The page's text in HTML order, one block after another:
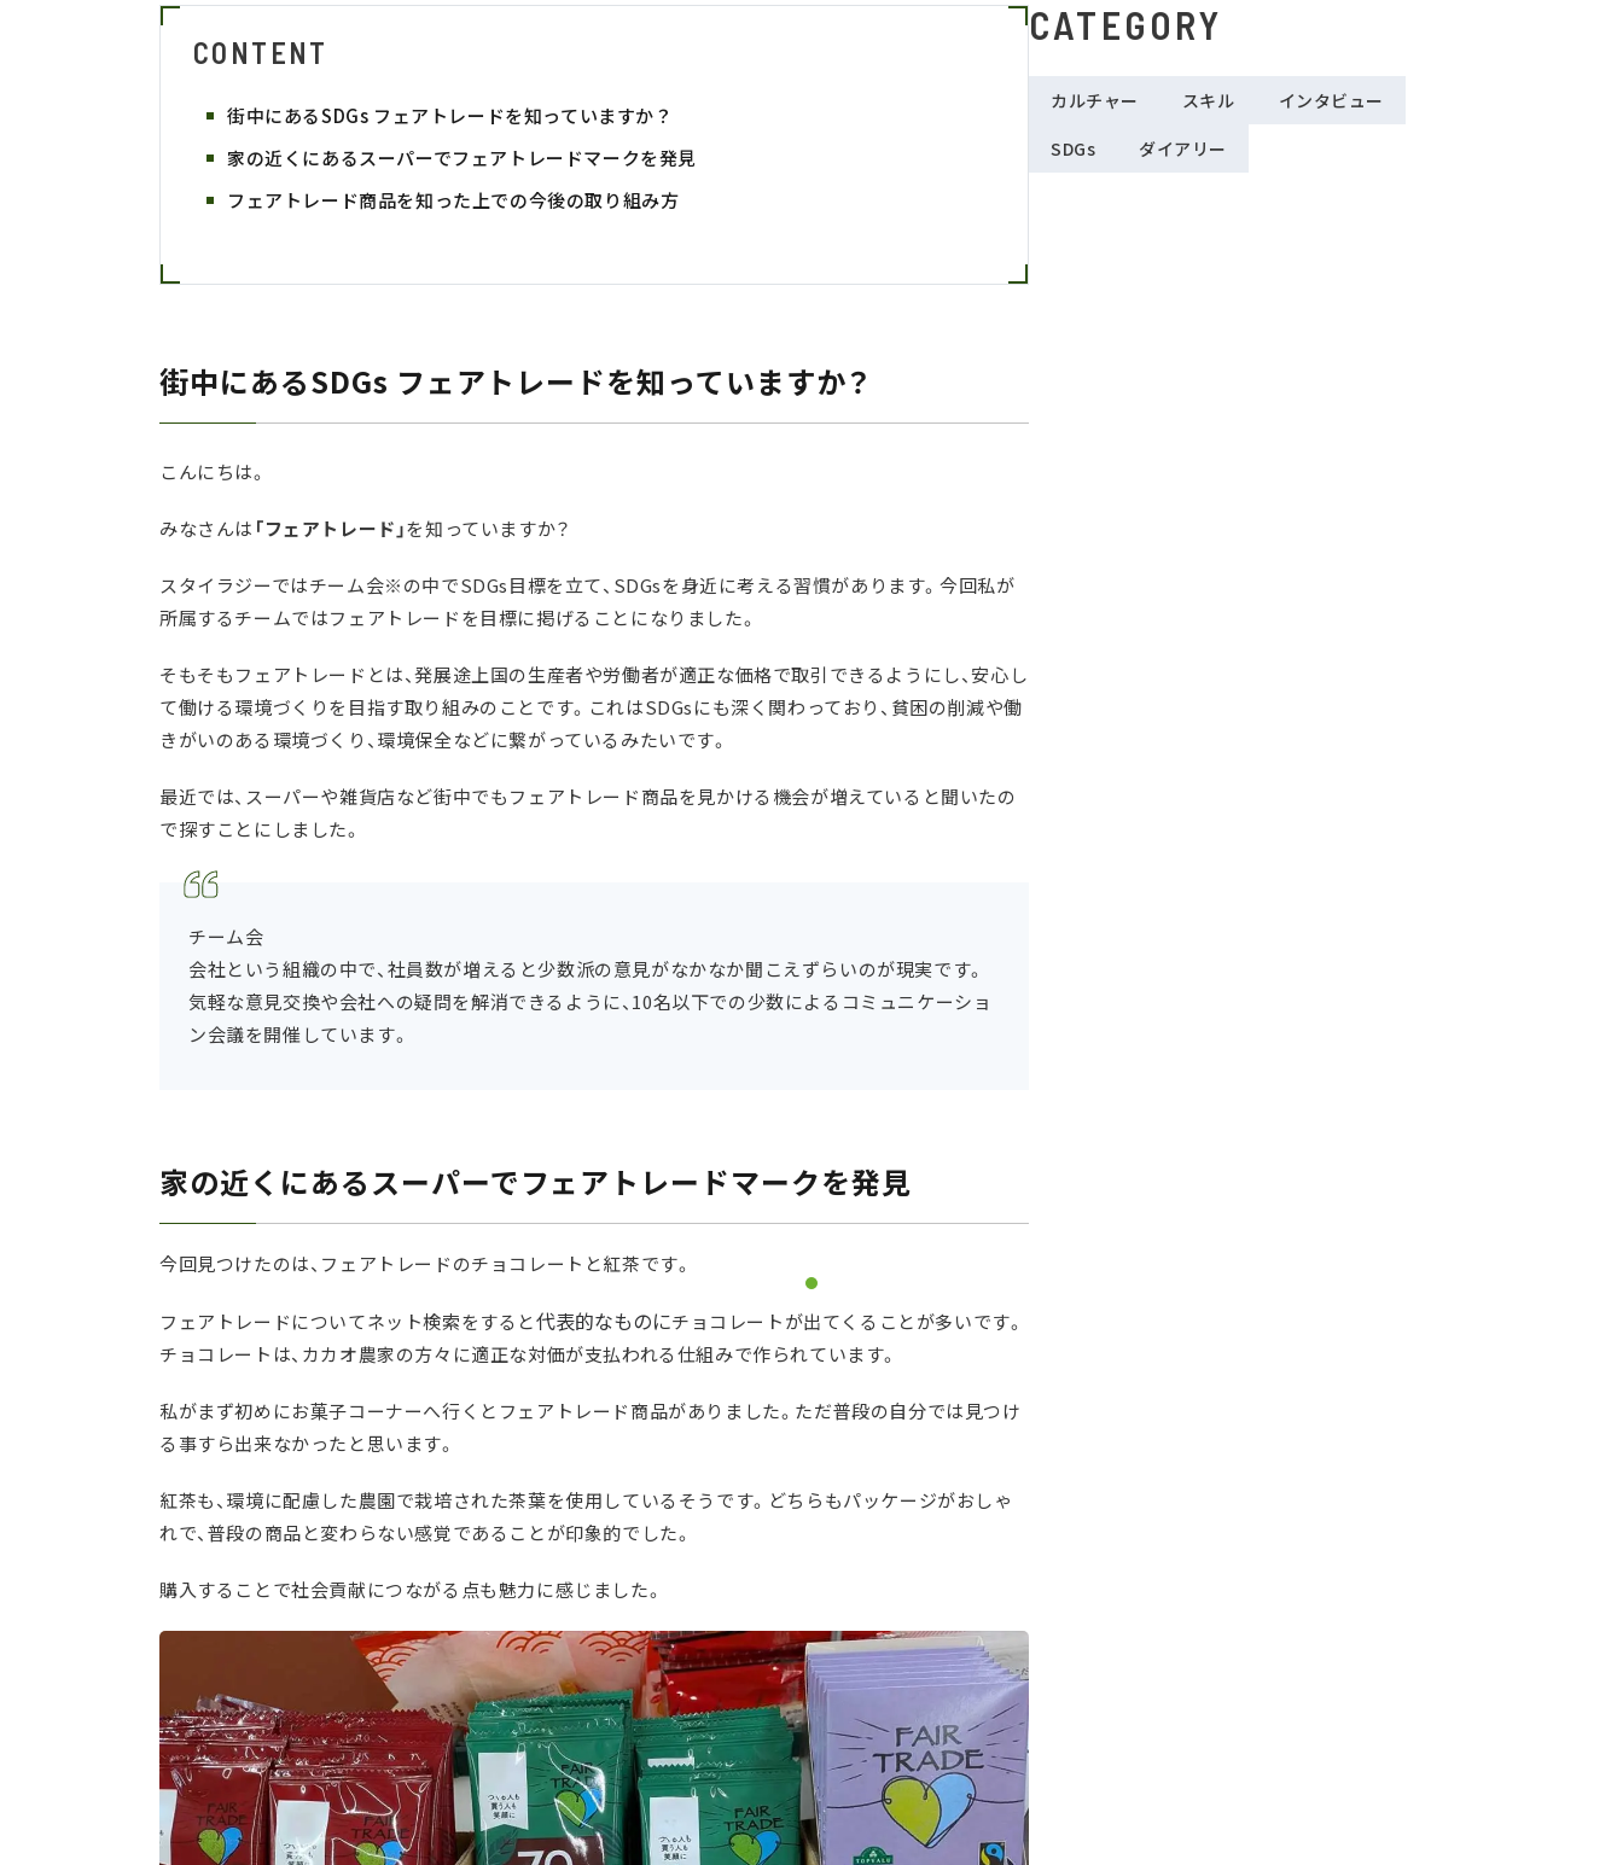
CONTENT
街中にあるSDGs フェアトレードを知っていますか？
家の近くにあるスーパーでフェアトレードマークを発見
フェアトレード商品を知った上での今後の取り組み方
街中にあるSDGs フェアトレードを知っていますか？
こんにちは。
みなさんは 「フェアトレード」を知っていますか？
スタイラジーではチーム会※の中でSDGs目標を立て、SDGsを身近に考える習慣があります。今回私が
所属するチームではフェアトレードを目標に掲げることになりました。
そもそもフェアトレードとは、発展途上国の生産者や労働者が適正な価格で取引できるようにし、安心し
て働ける環境づくりを目指す取り組みのことです。これはSDGsにも深く関わっており、貧困の削減や働
きがいのある環境づくり、環境保全などに繋がっているみたいです。
最近では、スーパーや雑貨店など街中でもフェアトレード商品を見かける機会が増えていると聞いたの
で探すことにしました。
チーム会
会社という組織の中で、社員数が増えると少数派の意見がなかなか聞こえずらいのが現実です。
気軽な意見交換や会社への疑問を解消できるように、10名以下での少数によるコミュニケーショ
ン会議を開催しています。
家の近くにあるスーパーでフェアトレードマークを発見
今回見つけたのは、フェアトレードのチョコレートと紅茶です。
フェアトレードについてネット検索をすると代表的なものにチョコレートが出てくることが多いです。
チョコレートは、カカオ農家の方々に適正な対価が支払われる仕組みで作られています。
私がまず初めにお菓子コーナーへ行くとフェアトレード商品がありました。ただ普段の自分では見つけ
る事すら出来なかったと思います。
紅茶も、環境に配慮した農園で栽培された茶葉を使用しているそうです。どちらもパッケージがおしゃ
れで、普段の商品と変わらない感覚であることが印象的でした。
購入することで社会貢献につながる点も魅力に感じました。
CATEGORY
カルチャー スキル
インタビュー
SDGs
ダイアリー